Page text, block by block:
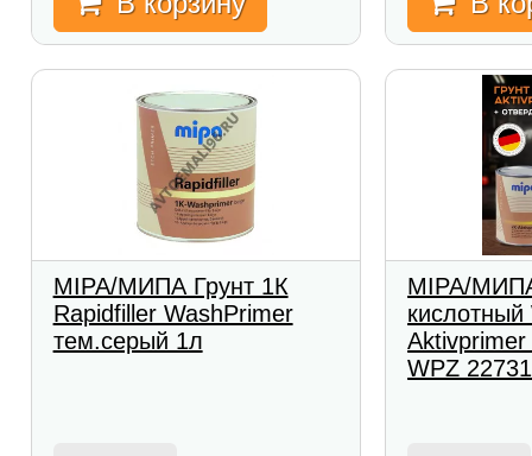
MIPA/МИПА Грунт 1К
Rapidfiller WashPrimer
тем.серый 1л
MIPA/
кислотный
WPZ